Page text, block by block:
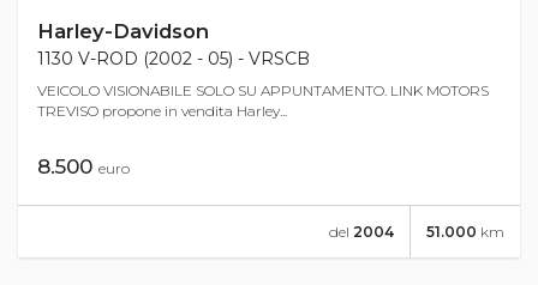
Harley-Davidson
1130 V-ROD (2002 - 05) - VRSCB
VEICOLO VISIONABILE SOLO SU APPUNTAMENTO. LINK MOTORS
TREVISO propone in vendita Harley...
8.500 euro
51.000 km
del 2004